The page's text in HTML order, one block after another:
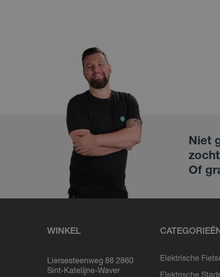
Niet
Of
WINKEL
Liersesteenweg 88 2860
Sint-Katelijne-Waver
Elektrische